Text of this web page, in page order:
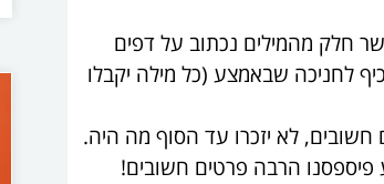
חלק מהמילים נכתוב על דפים
לחניכה שבאמצע (כל מילה יקבלו
לא יזכרו עד הסוף מה היה.
פיספסנו הרבה פרטים חשובים!